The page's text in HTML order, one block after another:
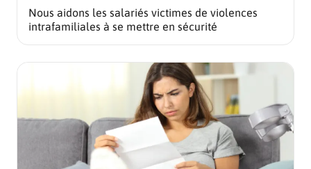
Nous aidons les salariés victimes de violences
intrafamiliales à se mettre en sécurité